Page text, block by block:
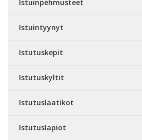
Istuinpehmusteet
Istuintyynyt
Istutuskepit
Istutuskyltit
Istutuslaatikot
Istutuslapiot